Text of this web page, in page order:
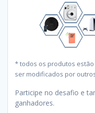
* todos os produtos
ser modificados por
Participe no desafio e
ganhadores.